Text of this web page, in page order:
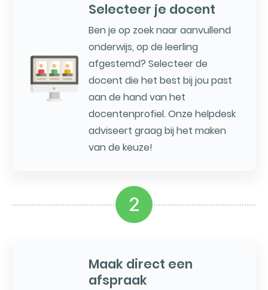
Selecteer je docent
Ben je op zoek naar aanvullend
onderwijs, op de leerling
afgestemd? Selecteer de
docent die het best bij jou past
aan de hand van het
docentenprofiel. Onze helpdesk
adviseert graag bij het maken
van de keuze!
2
Maak direct een
afspraak